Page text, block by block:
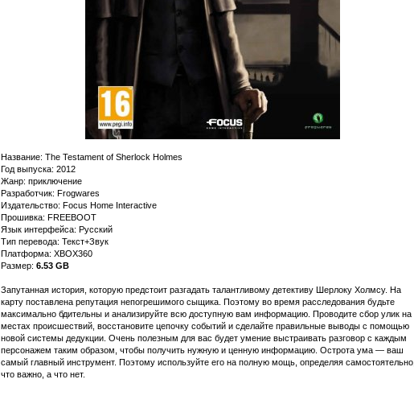
Название: The Testament of Sherlock Holmes
Год выпуска: 2012
Жанр: приключение
Разработчик: Frogwares
Издательство: Focus Home Interactive
Прошивка: FREEBOOT
Язык интерфейса: Русский
Тип перевода: Текст+Звук
Платформа: XBOX360
Размер: 6.53 GB
Запутанная история, которую предстоит разгадать талантливому детективу Шерлоку Холмсу. На
карту поставлена репутация непогрешимого сыщика. Поэтому во время расследования будьте
максимально бдительны и анализируйте всю доступную вам информацию. Проводите сбор улик на
местах происшествий, восстановите цепочку событий и сделайте правильные выводы с помощью
новой системы дедукции. Очень полезным для вас будет умение выстраивать разговор с каждым
персонажем таким образом, чтобы получить нужную и ценную информацию. Острота ума — ваш
самый главный инструмент. Поэтому используйте его на полную мощь, определяя самостоятельно,
что важно, а что нет.